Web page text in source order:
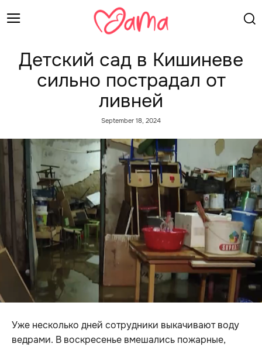
Детский сад в Кишиневе
сильно пострадал от
ливней
September 18, 2024
Уже несколько дней сотрудники выкачивают воду
ведрами. В воскресенье вмешались пожарные,